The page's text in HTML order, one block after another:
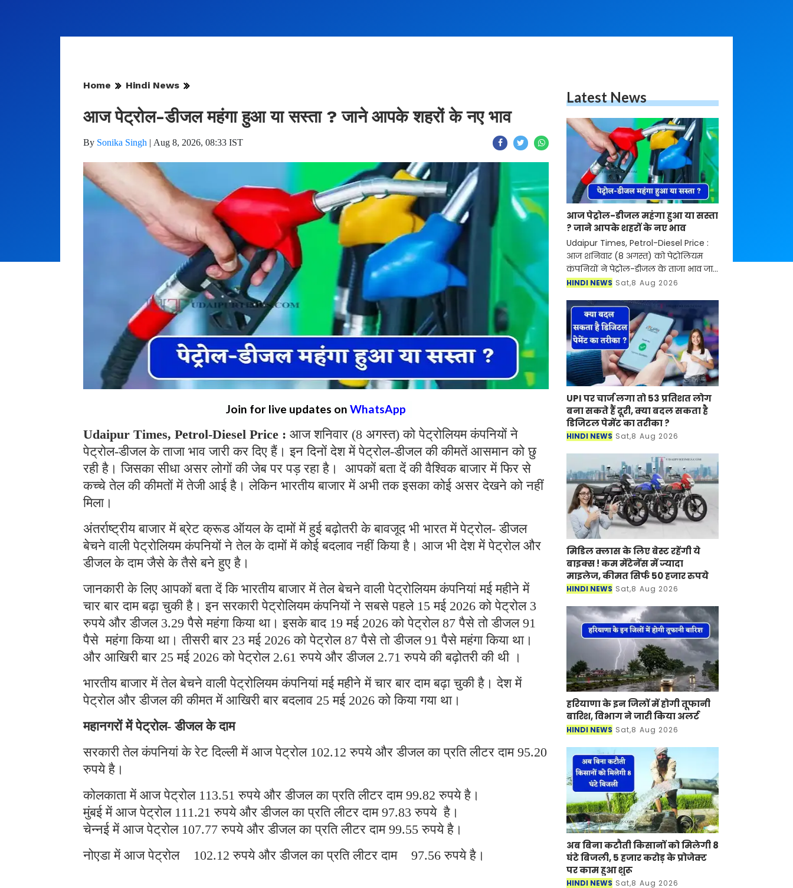
Home Hindi News
आज पेट्रोल-डीजल महंगा हुआ या सस्ता ? जाने आपके शहरों के नए भाव
By Sonika Singh | Aug 8, 2026, 08:33 IST
Join for live updates on WhatsApp
Udaipur Times, Petrol-Diesel Price : आज शनिवार (8 अगस्त) को पेट्रोलियम कंपनियों ने
पेट्रोल-डीजल के ताजा भाव जारी कर दिए हैं। इन दिनों देश में पेट्रोल-डीजल की कीमतें आसमान को छु
रही है। जिसका सीधा असर लोगों की जेब पर पड़ रहा है। आपकों बता दें की वैश्विक बाजार में फिर से
कच्चे तेल की कीमतों में तेजी आई है। लेकिन भारतीय बाजार में अभी तक इसका कोई असर देखने को नहीं
मिला।
अंतर्राष्ट्रीय बाजार में ब्रेट क्रूड ऑयल के दामों में हुई बढ़ोतरी के बावजूद भी भारत में पेट्रोल- डीजल
बेचने वाली पेट्रोलियम कंपनियों ने तेल के दामों में कोई बदलाव नहीं किया है। आज भी देश में पेट्रोल और
डीजल के दाम जैसे के तैसे बने हुए है।
जानकारी के लिए आपकों बता दें कि भारतीय बाजार में तेल बेचने वाली पेट्रोलियम कंपनियां मई महीने में
चार बार दाम बढ़ा चुकी है। इन सरकारी पेट्रोलियम कंपनियों ने सबसे पहले 15 मई 2026 को पेट्रोल 3
रुपये और डीजल 3.29 पैसे महंगा किया था। इसके बाद 19 मई 2026 को पेट्रोल 87 पैसे तो डीजल 91
पैसे महंगा किया था। तीसरी बार 23 मई 2026 को पेट्रोल 87 पैसे तो डीजल 91 पैसे महंगा किया था।
और आखिरी बार 25 मई 2026 को पेट्रोल 2.61 रुपये और डीजल 2.71 रुपये की बढ़ोतरी की थी ।
भारतीय बाजार में तेल बेचने वाली पेट्रोलियम कंपनियां मई महीने में चार बार दाम बढ़ा चुकी है। देश में
पेट्रोल और डीजल की कीमत में आखिरी बार बदलाव 25 मई 2026 को किया गया था।
महानगरों में पेट्रोल- डीजल के दाम
सरकारी तेल कंपनियां के रेट दिल्ली में आज पेट्रोल 102.12 रुपये और डीजल का प्रति लीटर दाम 95.20
रुपये है।
कोलकाता में आज पेट्रोल 113.51 रुपये और डीजल का प्रति लीटर दाम 99.82 रुपये है।
मुंबई में आज पेट्रोल 111.21 रुपये और डीजल का प्रति लीटर दाम 97.83 रुपये है।
चेन्नई में आज पेट्रोल 107.77 रुपये और डीजल का प्रति लीटर दाम 99.55 रुपये है।
नोएडा में आज पेट्रोल 102.12 रुपये और डीजल का प्रति लीटर दाम 97.56 रुपये है।
Latest News
आज पेट्रोल-डीजल महंगा हुआ या सस्ता
? जाने आपके शहरों के नए भाव
Udaipur Times, Petrol-Diesel Price :
आज शनिवार (8 अगस्त) को पेट्रोलियम
कंपनियों ने पेट्रोल-डीजल के ताजा भाव जारी
कर दिए हैं। इन दिनों देश में पेट्रोल-डीजल की
असर
HINDI NEWS Sat,8 Aug 2026
UPI पर चार्ज लगा तो 53 प्रतिशत लोग
बना सकते हैं दूरी, क्या बदल सकता है
डिजिटल पेमेंट का तरीका ?
HINDI NEWS Sat,8 Aug 2026
मिडिल क्लास के लिए बेस्ट रहेंगी ये
बाइक्स ! कम मेंटेनेंस में ज्यादा
माइलेज, कीमत सिर्फ 50 हजार रुपये
HINDI NEWS Sat,8 Aug 2026
हरियाणा के इन जिलों में होगी तूफानी
बारिश, विभाग ने जारी किया अलर्ट
HINDI NEWS Sat,8 Aug 2026
अब बिना कटौती किसानों को मिलेगी 8
घंटे बिजली, 5 हजार करोड़ के प्रोजेक्ट
पर काम हुआ शुरू
HINDI NEWS Sat,8 Aug 2026